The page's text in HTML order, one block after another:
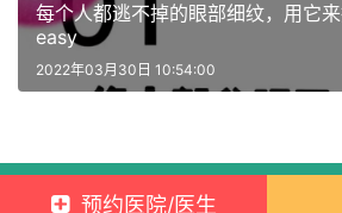
每个人都逃不掉的眼部细纹，用它
easy
2022年03月30日 10:54:00
Copyright © 2021 新元素 版权所有 蜀
预约医院/医生